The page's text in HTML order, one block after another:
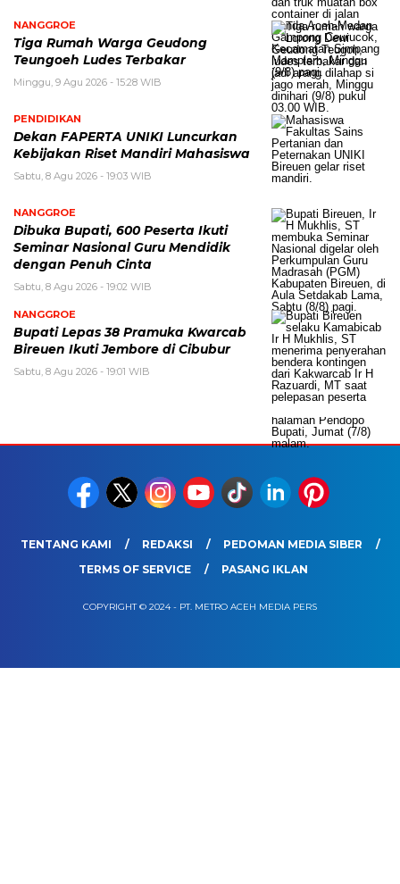
NANGGROE
Tiga Rumah Warga Geudong
Teungoeh Ludes Terbakar
Minggu, 9 Agu 2026 - 15:28 WIB
PENDIDIKAN
Dekan FAPERTA UNIKI Luncurkan
Kebijakan Riset Mandiri Mahasiswa
Sabtu, 8 Agu 2026 - 19:03 WIB
NANGGROE
Dibuka Bupati, 600 Peserta Ikuti
Seminar Nasional Guru Mendidik
dengan Penuh Cinta
Sabtu, 8 Agu 2026 - 19:02 WIB
NANGGROE
Bupati Lepas 38 Pramuka Kwarcab
Bireuen Ikuti Jembore di Cibubur
Sabtu, 8 Agu 2026 - 19:01 WIB
TENTANG KAMI REDAKSI
PEDOMAN MEDIA SIBER
TERMS OF SERVICE
PASANG IKLAN
COPYRIGHT © 2024 - PT. METRO ACEH MEDIA PERS